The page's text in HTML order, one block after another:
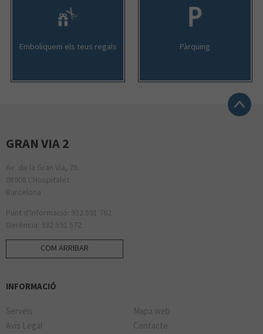
Emboliquem els teus regals Pàrquing
GRAN VIA 2
Av. de la Gran Via, 75
08908 L'Hospitalet
Barcelona
Punt d'Informació: 932 591 762.
Gerència: 932 591 572.
COM ARRIBAR
INFORMACIÓ
Serveis
Mapa web
Avís Legal
Contacte